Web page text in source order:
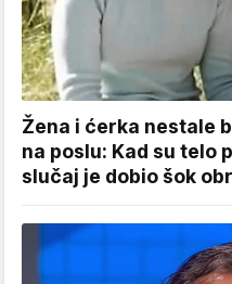
Žena i ćerka nestale
na poslu: Kad su telo
slučaj je dobio šok